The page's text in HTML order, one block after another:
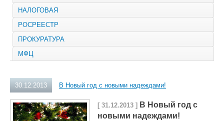
НАЛОГОВАЯ
РОСРЕЕСТР
ПРОКУРАТУРА
МФЦ
30.12.2013 В Новый год с новыми надеждами!
[ 31.12.2013 ] В Новый год с
новыми надеждами!